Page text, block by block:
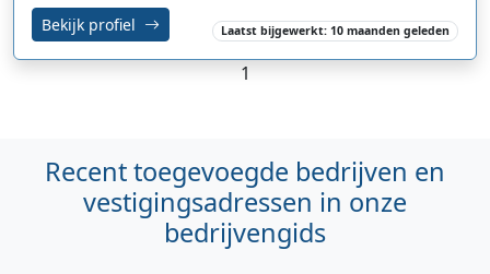
Bekijk profiel Laatst bijgewerkt: 10 maanden geleden
1
Recent toegevoegde bedrijven en
vestigingsadressen in onze
bedrijvengids